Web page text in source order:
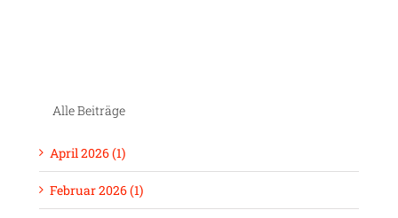
Alle Beiträge
April 2026 (1)
Februar 2026 (1)